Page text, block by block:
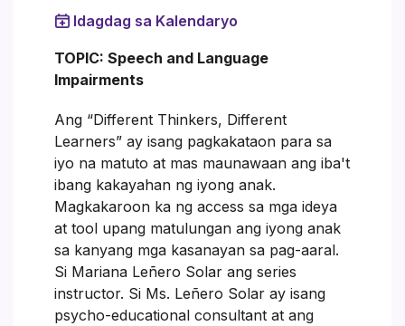
Idagdag sa Kalendaryo
TOPIC: Speech and Language
Impairments
Ang “Different Thinkers, Different
Learners” ay isang pagkakataon para sa
iyo na matuto at mas maunawaan ang iba't
ibang kakayahan ng iyong anak.
Magkakaroon ka ng access sa mga ideya
at tool upang matulungan ang iyong anak
sa kanyang mga kasanayan sa pag-aaral.
Si Mariana Leñero Solar ang series
instructor. Si Ms. Leñero Solar ay isang
psycho-educational consultant at ang